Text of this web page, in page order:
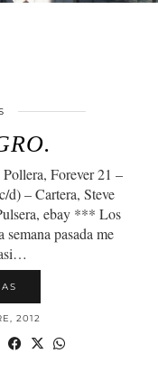
Forever 21 –
d) – Cartera, Steve
ebay *** Los
pasada me
2012